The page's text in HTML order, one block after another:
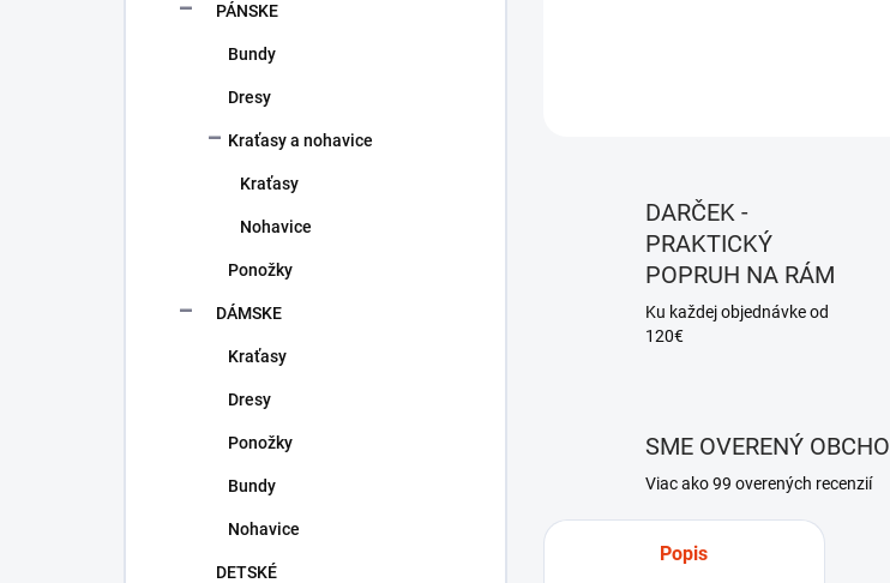
PÁNSKE
Bundy
Dresy
Kraťasy a nohavice
Kraťasy
Nohavice
Ponožky
DÁMSKE
Kraťasy
Dresy
Ponožky
Bundy
Nohavice
DETSKÉ
DARČEK -
PRAKTICKÝ
POPRUH NA RÁM
Ku každej objednávke od
120€
SME OVERENÝ
Viac ako 99 overených recenzií
Popis